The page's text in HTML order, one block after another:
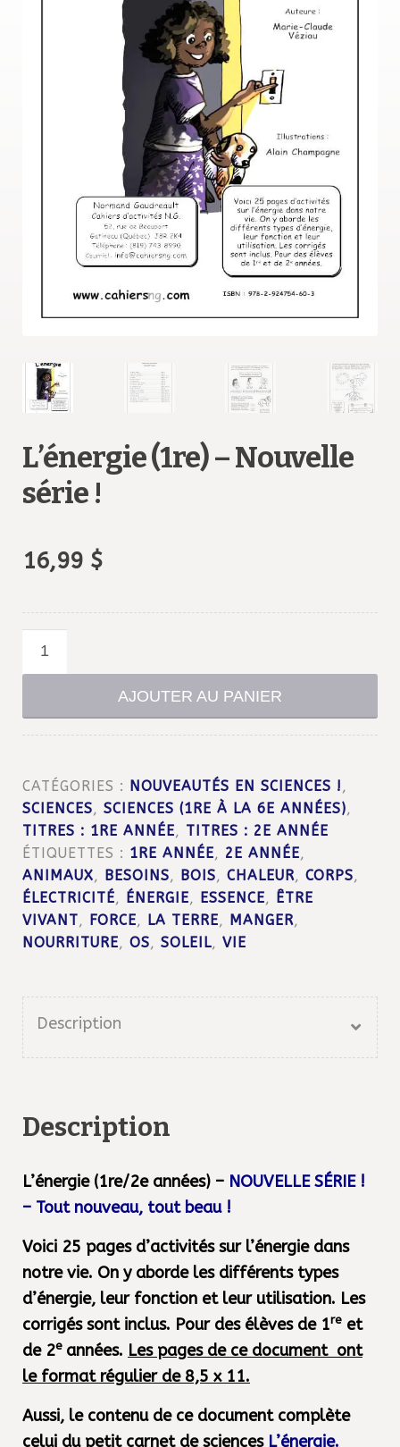
Reproduction
Questions?
Contact
L’énergie (1re) – Nouvelle
série !
16,99 $
quantité
(1re)
série
!
AJOUTER AU PANIER
CATÉGORIES : NOUVEAUTÉS EN SCIENCES ! ,
SCIENCES, SCIENCES (1RE À LA 6E ANNÉES),
TITRES : 1RE ANNÉE, TITRES : 2E ANNÉE
ÉTIQUETTES : 1RE ANNÉE, 2E ANNÉE,
ANIMAUX, BESOINS, BOIS, CHALEUR, CORPS,
ÉLECTRICITÉ, ÉNERGIE, ESSENCE,
ÊTRE
VIVANT, FORCE, LA TERRE, MANGER,
NOURRITURE, OS, SOLEIL, VIE
Description
Description
L’énergie (1re/2e années) – NOUVELLE SÉRIE !
– Tout nouveau, tout beau !
Voici 25 pages d’activités sur l’énergie dans
notre vie. On y aborde les différents types
d’énergie, leur fonction et leur utilisation. Les
corrigés sont inclus. Pour des élèves de 1re et
de 2e années. Les pages de ce document ont
le format régulier de 8,5 x 11.
Aussi, le contenu de ce document complète
celui du petit carnet de sciences L’énergie.